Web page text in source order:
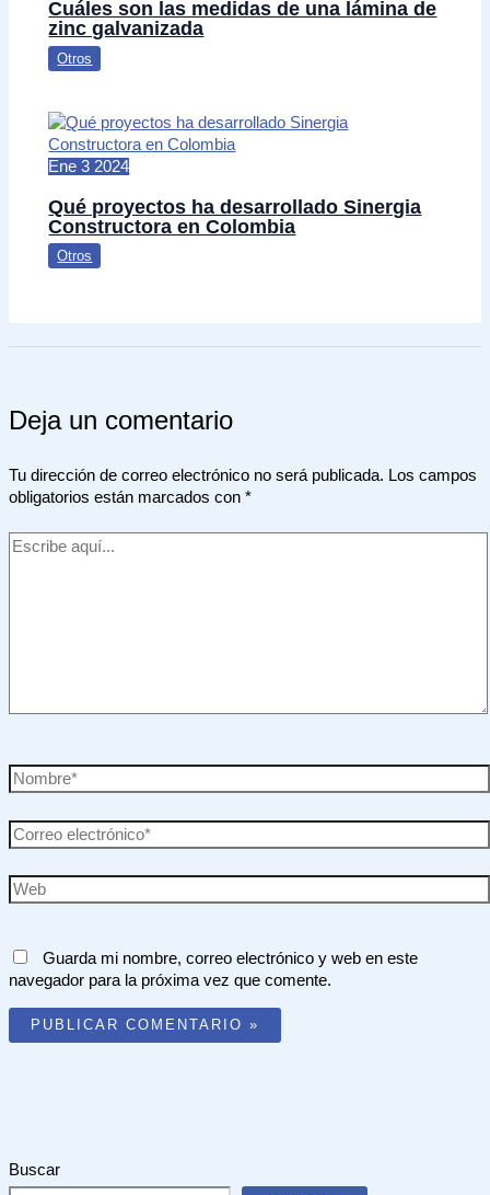
Cuáles son las medidas de una lámina de
zinc galvanizada
Otros
Ene 3 2024
Qué proyectos ha desarrollado Sinergia
Constructora en Colombia
Otros
Deja un comentario
Tu dirección de correo electrónico no será publicada. Los campos
obligatorios están marcados con *
Escribe
Nombre*
Correo
electrónico*
Web
Guarda mi nombre, correo electrónico y web en este
navegador para la próxima vez que comente.
Buscar